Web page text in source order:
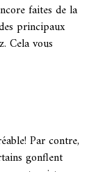
faites de la
principaux
Cela vous
Par contre,
gonflent